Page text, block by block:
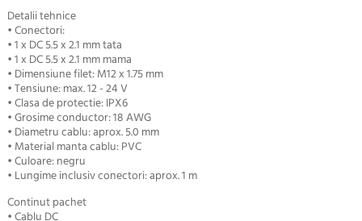
Detalii tehnice
• Conectori:
• 1 x DC 5.5 x 2.1 mm tata
• 1 x DC 5.5 x 2.1 mm mama
• Dimensiune filet: M12 x 1.75 mm
• Tensiune: max. 12 - 24 V
• Clasa de protectie: IPX6
• Grosime conductor: 18 AWG
• Diametru cablu: aprox. 5.0 mm
• Material manta cablu: PVC
• Culoare: negru
• Lungime inclusiv conectori: aprox. 1 m
Continut pachet